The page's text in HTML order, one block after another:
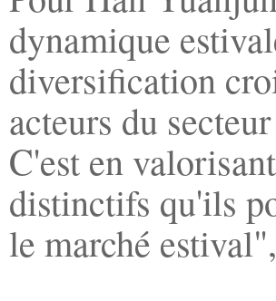
dynamique
diversification
acteurs du
C'est en
distinctifs qu'ils
le marché